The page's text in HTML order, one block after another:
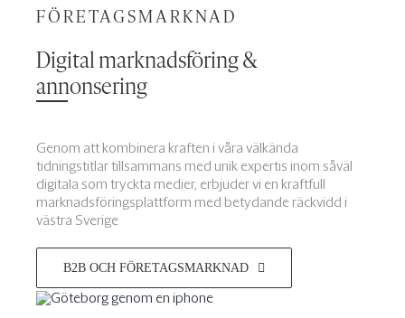
FÖRETAGSMARKNAD
Digital marknadsföring &
annonsering
Genom att kombinera kraften i våra välkända
tidningstitlar tillsammans med unik expertis inom såväl
digitala som tryckta medier, erbjuder vi en kraftfull
marknadsföringsplattform med betydande räckvidd i
västra Sverige
B2B OCH FÖRETAGSMARKNAD